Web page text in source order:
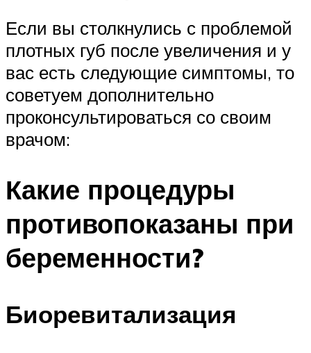
Если вы столкнулись с проблемой
плотных губ после увеличения и у
вас есть следующие симптомы, то
советуем дополнительно
проконсультироваться со своим
врачом:
Какие процедуры
противопоказаны при
беременности?
Биоревитализация